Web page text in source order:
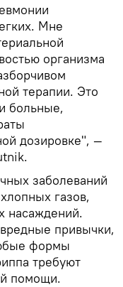
Мне
организма
терапии. Это
больные,
дозировке", —
заболеваний
газов,
насаждений.
привычки,
формы
требуют
помощи.